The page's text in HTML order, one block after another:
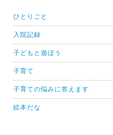
ひとりごと
入院記録
子どもと遊ぼう
子育て
子育ての悩みに答えます
絵本だな